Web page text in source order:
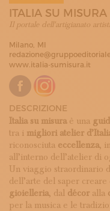
ISCRIVITI ALLA
SOSTIENICI
MAGAZINE
TUTTI I CONTENUTI
NEWS
ITINERARI
ISCRIVITI
LOGIN
ITALIA SU MISURA
Il portale dell'artigianato
Milano, MI
www.italia-sumisura.it
DESCRIZIONE
Italia su misuraè una
tra i migliori atelier
riconosciuta eccellenza,
all’interno dell’atelier di
Un viaggio straordinario
dell’arte del saper
gioielleria, dal décor alla
per la musica e le